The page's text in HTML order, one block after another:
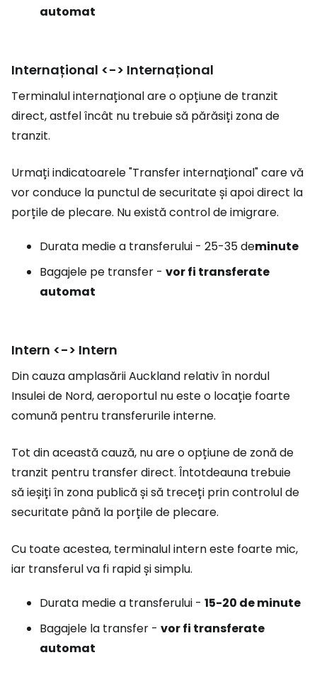
automat
Internațional <-> Internațional
Terminalul internațional are o opțiune de tranzit
direct, astfel încât nu trebuie să părăsiți zona de
tranzit.
Urmați indicatoarele "Transfer internațional" care vă
vor conduce la punctul de securitate și apoi direct la
porțile de plecare. Nu există control de imigrare.
Durata medie a transferului - 25-35 deminute
Bagajele pe transfer - vor fi transferate
automat
Intern <-> Intern
Din cauza amplasării Auckland relativ în nordul
Insulei de Nord, aeroportul nu este o locație foarte
comună pentru transferurile interne.
Tot din această cauză, nu are o opțiune de zonă de
tranzit pentru transfer direct. Întotdeauna trebuie
să ieșiți în zona publică și să treceți prin controlul de
securitate până la porțile de plecare.
Cu toate acestea, terminalul intern este foarte mic,
iar transferul va fi rapid și simplu.
Durata medie a transferului - 15-20 de minute
Bagajele la transfer - vor fi transferate
automat